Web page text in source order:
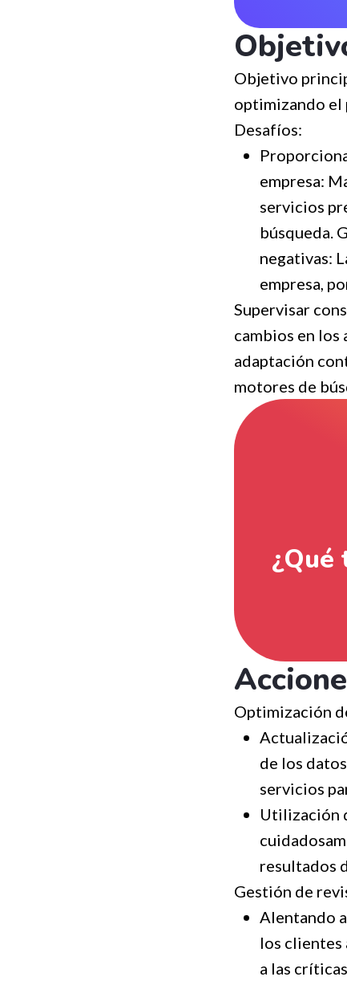
Objetivo
optimizando el
Desafíos:
empresa:
servicios
búsqueda.
negativas:
empresa,
Supervisar
cambios en
adaptación
motores de
Optimización
de los
servicios
Utilización
resultados
Gestión de
Alentando
los clientes
a las